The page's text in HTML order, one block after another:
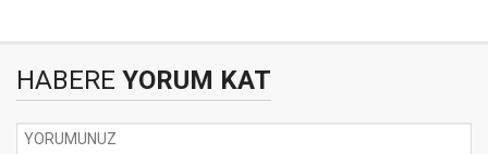
HABERE YORUM KAT